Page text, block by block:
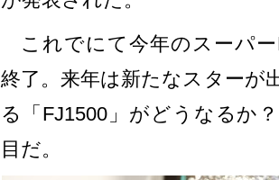
これでにて今年のスーパ
終了。来年は新たなスター
る「FJ1500」がどうなるか
目だ。